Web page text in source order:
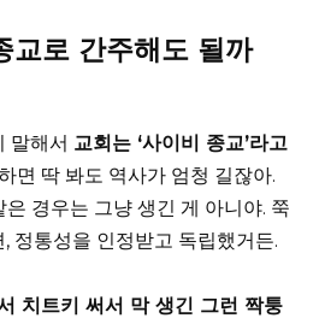
교로 간주해도 될까
말해서 교회는 ‘사이비 종교’라고
면 딱 봐도 역사가 엄청 길잖아.
경우는 그냥 생긴 게 아니야. 쭉
정통성을 인정받고 독립했거든.
치트키 써서 막 생긴 그런 짝퉁